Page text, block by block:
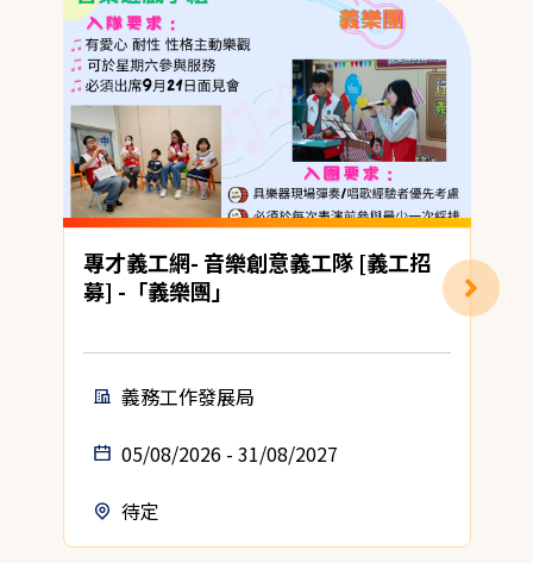
專才義工網- 音樂創意義工隊 [義工招
募] -「義樂團」
義務工作發展局
05/08/2026 - 31/08/2027
待定